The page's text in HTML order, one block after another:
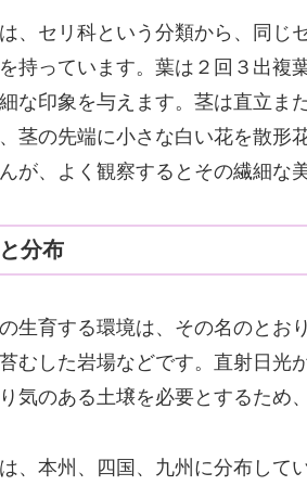
、セリ科という分類から、同
持っています。葉は２回３出複
な印象を与えます。茎は直立ま
茎の先端に小さな白い花を散形
が、よく観察するとその繊細な
分布
生育する環境は、その名のと
むした岩場などです。直射日光
気のある土壌を必要とするため
、本州、四国、九州に分布して